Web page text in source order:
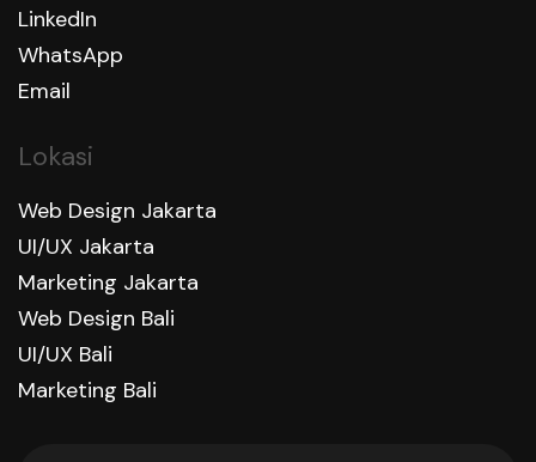
LinkedIn
WhatsApp
Email
Lokasi
Web Design Jakarta
UI/UX Jakarta
Marketing Jakarta
Web Design Bali
UI/UX Bali
Marketing Bali